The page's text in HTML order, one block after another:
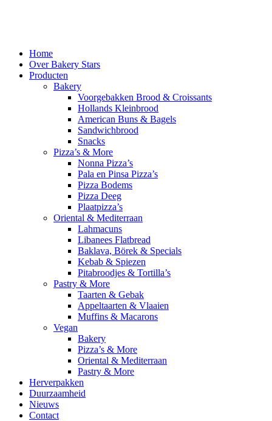
Home
Over Bakery Stars
Producten
Bakery
Voorgebakken Brood & Croissants
Hollands Kleinbrood
American Buns & Bagels
Sandwichbrood
Snacks
Pizza’s & More
Nonna Pizza’s
Pala en Pinsa Pizza’s
Pizza Bodems
Pizza Deeg
Plaatpizza’s
Oriental & Mediterraan
Lahmacuns
Libanees Flatbread
Baklava, Börek & Specials
Kebab & Spiezen
Pitabroodjes & Tortilla’s
Pastry & More
Taarten & Gebak
Appeltaarten & Vlaaien
Muffins & Macarons
Vegan
Bakery
Pizza’s & More
Oriental & Mediterraan
Pastry & More
Herverpakken
Duurzaamheid
Nieuws
Contact